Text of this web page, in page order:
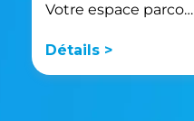
Votre espace parco…
Détails >